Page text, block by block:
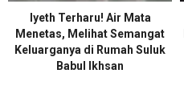
Iyeth Terharu! Air Mata
Menetas, Melihat Semangat
Keluarganya di Rumah Suluk
Babul Ikhsan